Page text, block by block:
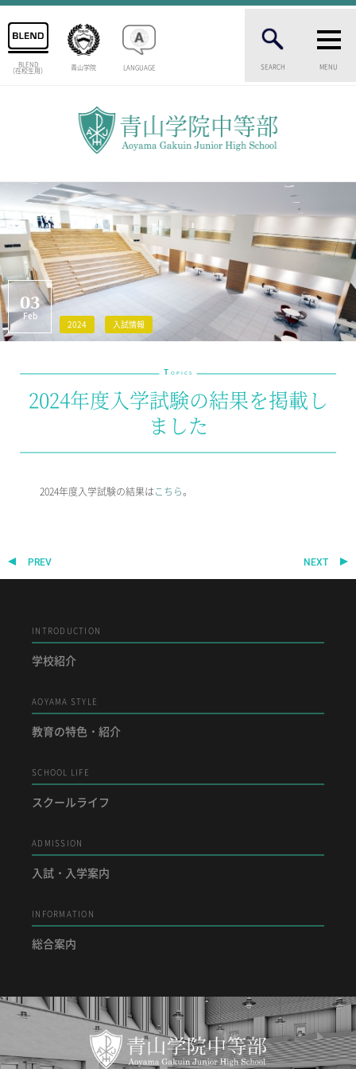
BLEND
（在校生用） 青山学院 LANGUAGE SEARCH MENU
中等部の歴史
特色ある教育
生徒数・教職員数
一貫校の流れ
卒業生インタビュー
校舎情報
メディアライブラリー
教育の特色・紹介
教育課程
キリスト教教育
スクールカレンダー
施設設備紹介
制服紹介
進学・進路
生徒の作品
ADMISSION
入試・入学案内
入試要項
合格者発表
入試結果
入試問題
学校案内
よくあるご質問
総合案内
03
Feb
2024 入試情報
T OPICS
2024年度入学試験の結果を掲載し
ました
2024年度入学試験の結果はこちら。
PREV NEXT
INTRODUCTION
学校紹介
AOYAMA STYLE
教育の特色・紹介
SCHOOL LIFE
スクールライフ
ADMISSION
入試・入学案内
INFORMATION
総合案内